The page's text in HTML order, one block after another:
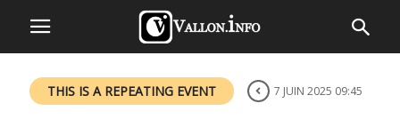
THIS IS A REPEATING EVENT 7 JUIN 2025 09:45